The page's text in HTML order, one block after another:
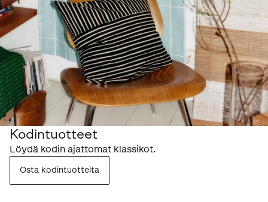
Kodintuotteet
Löydä kodin ajattomat klassikot.
Osta kodintuotteita